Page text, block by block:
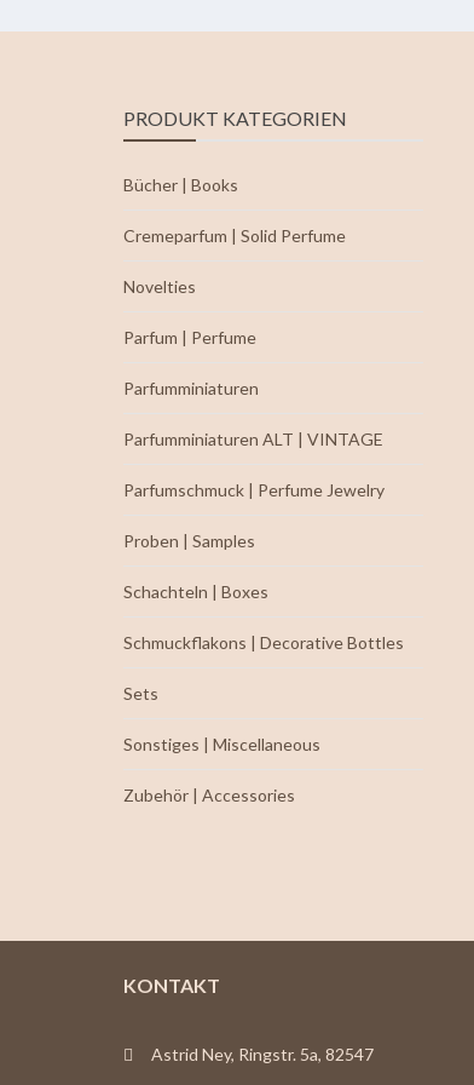
PRODUKT KATEGORIEN
Bücher | Books
Cremeparfum | Solid Perfume
Novelties
Parfum | Perfume
Parfumminiaturen
Parfumminiaturen ALT | VINTAGE
Parfumschmuck | Perfume Jewelry
Proben | Samples
Schachteln | Boxes
Schmuckflakons | Decorative Bottles
Sets
Sonstiges | Miscellaneous
Zubehör | Accessories
KONTAKT
Astrid Ney, Ringstr. 5a, 82547